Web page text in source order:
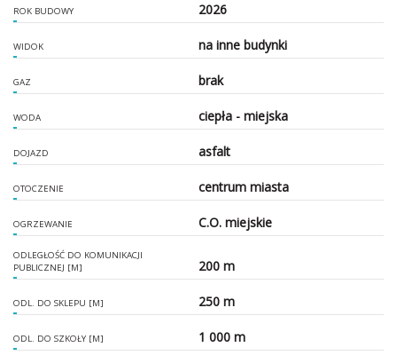
ROK BUDOWY 2026
WIDOK na inne budynki
GAZ brak
WODA ciepła - miejska
DOJAZD asfalt
OTOCZENIE centrum miasta
OGRZEWANIE C.O. miejskie
ODLEGŁOŚĆ DO KOMUNIKACJI
PUBLICZNEJ [M]
200 m
ODL. DO SKLEPU [M] 250 m
ODL. DO SZKOŁY [M] 1 000 m